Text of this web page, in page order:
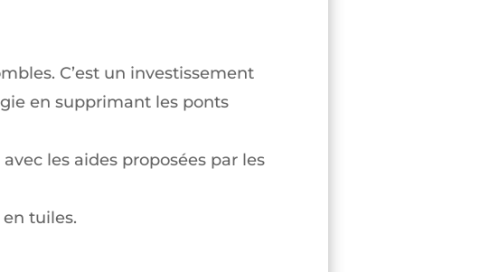
C’est un investissement
en supprimant les ponts
les aides proposées par les
tuiles.